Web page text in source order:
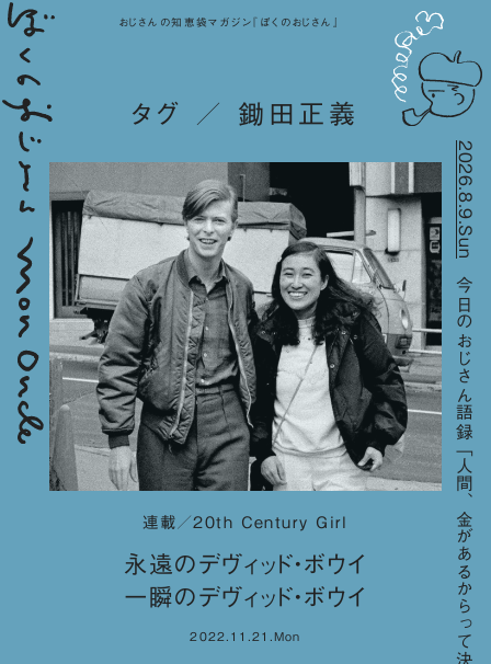
おじさんの知恵袋マガジン『ぼくのおじさん』
2026.8.9.Sun
今日のおじさん語録
タグ ／ 鋤田正義
連載／20th Century Girl
永遠のデヴィッド・ボウイ
一瞬のデヴィッド・ボウイ
2022.11.21.Mon